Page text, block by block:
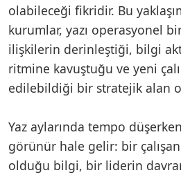
olabileceği fikridir. Bu
kurumlar, yazı operasyonel
ilişkilerin derinleştiği, bilgi
ritmine kavuştuğu ve yeni
edilebildiği bir stratejik alan
Yaz aylarında tempo
görünür hale gelir: bir
olduğu bilgi, bir liderin